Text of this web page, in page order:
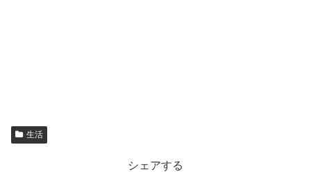
生活
シェアする